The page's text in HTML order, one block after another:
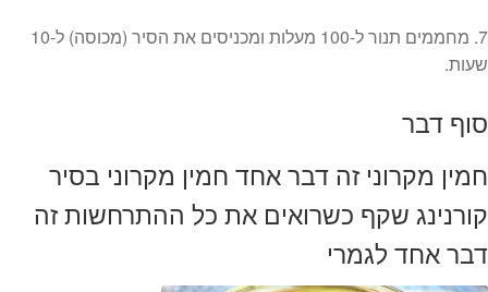
7. מחממים תנור ל-100 מעלות ומכניסים את הסיר (מכוסה) ל-10
שעות.
סוף דבר
חמין מקרוני זה דבר אחד חמין מקרוני בסיר
קורנינג שקף כשרואים את כל ההתרחשות זה
דבר אחד לגמרי